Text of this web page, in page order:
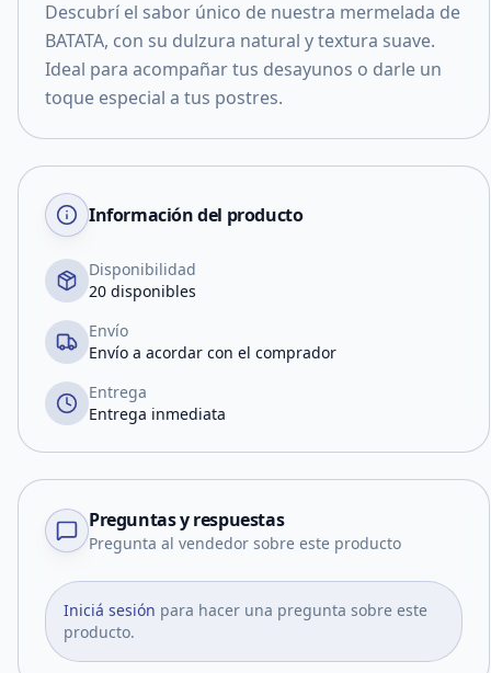
Descubrí el sabor único de nuestra mermelada de
BATATA, con su dulzura natural y textura suave.
Ideal para acompañar tus desayunos o darle un
toque especial a tus postres.
Información del producto
Disponibilidad
20 disponibles
Envío
Envío a acordar con el comprador
Entrega
Entrega inmediata
Preguntas y respuestas
Pregunta al vendedor sobre este producto
Iniciá sesión para hacer una pregunta sobre este
producto.